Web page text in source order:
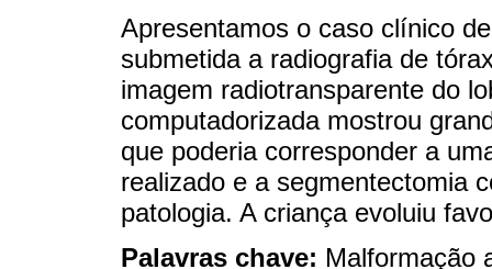
Apresentamos o caso clínico
submetida a radiografia de
imagem radiotransparente do
computadorizada mostrou
que poderia corresponder a
realizado e a segmentectomia
patologia. A criança evoluiu
Palavras chave: Malformação